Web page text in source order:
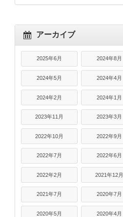
アーカイブ
2025年6月 2024年8月
2024年5月 2024年4月
2024年2月 2024年1月
2023年11月 2023年3月
2022年10月 2022年9月
2022年7月 2022年6月
2022年2月 2021年12月
2021年7月 2020年7月
2020年5月 2020年4月